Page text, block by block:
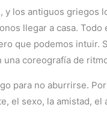
y los antiguos
llegar a casa.
que podemos intuir.
coreografía de
para no aburrirse.
el sexo, la amistad,